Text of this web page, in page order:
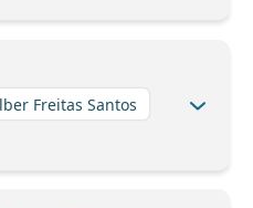
Freitas Santos